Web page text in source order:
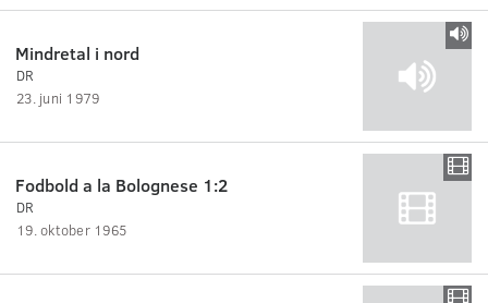
Mindretal i nord
DR
23. juni 1979
Fodbold a la Bolognese 1:2
DR
19. oktober 1965